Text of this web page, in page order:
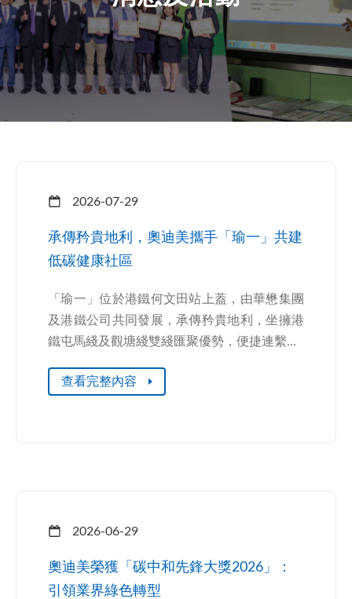
2026-07-29
承傳矜貴地利，奧迪美攜手「瑜一」共建
低碳健康社區
「瑜一」位於港鐵何文田站上蓋，由華懋集團
及港鐵公司共同發展，承傳矜貴地利，坐擁港
鐵屯馬綫及觀塘綫雙綫匯聚優勢，便捷連繫...
查看完整內容
2026-06-29
奧迪美榮獲「碳中和先鋒大獎2026」：
引領業界綠色轉型